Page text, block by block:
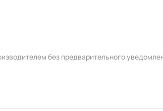
без предварительного